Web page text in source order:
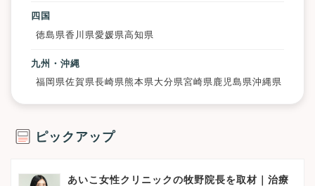
四国
徳島県香川県愛媛県高知県
九州・沖縄
福岡県佐賀県長崎県熊本県大分県宮崎県鹿児島県沖縄県
ピックアップ
あいこ女性クリニックの牧野院長を取材｜治療